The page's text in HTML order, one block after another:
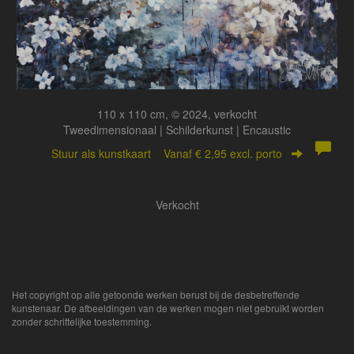
110 x 110 cm, © 2024, verkocht
Tweedimensionaal | Schilderkunst | Encaustic
Stuur als kunstkaart Vanaf € 2,95 excl. porto
Verkocht
Het copyright op alle getoonde werken berust bij de desbetreffende
kunstenaar. De afbeeldingen van de werken mogen niet gebruikt worden
zonder schriftelijke toestemming.